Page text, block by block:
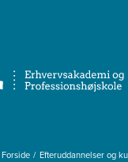
Forside Efteruddannelser og